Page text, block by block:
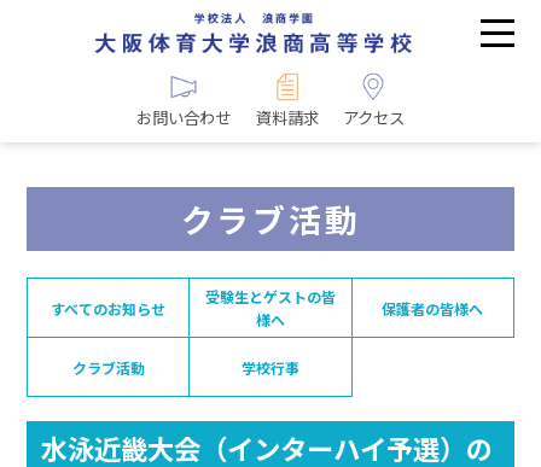
お問い合わせ 資料請求 アクセス
クラブ活動
すべてのお知らせ
受験生とゲストの皆
様へ
保護者の皆様へ
クラブ活動 学校行事
水泳近畿大会（インターハイ予選）の